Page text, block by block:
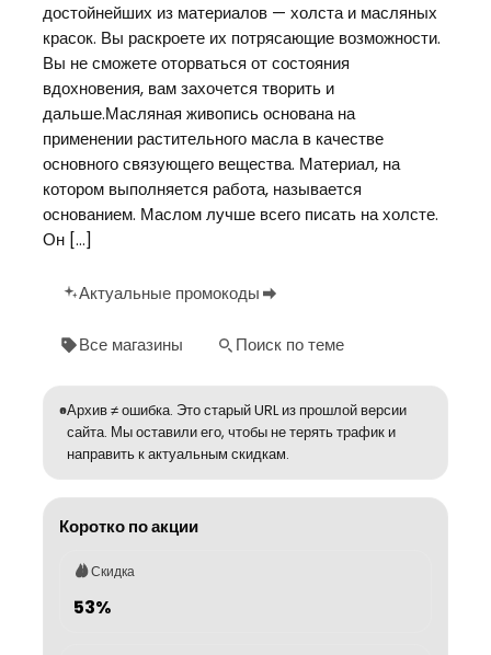
достойнейших из материалов — холста и масляных
красок. Вы раскроете их потрясающие возможности.
Вы не сможете оторваться от состояния
вдохновения, вам захочется творить и
дальше.Масляная живопись основана на
применении растительного масла в качестве
основного связующего вещества. Материал, на
котором выполняется работа, называется
основанием. Маслом лучше всего писать на холсте.
Он […]
Актуальные промокоды
Все магазины Поиск по теме
Архив ≠ ошибка. Это старый URL из прошлой версии
сайта. Мы оставили его, чтобы не терять трафик и
направить к актуальным скидкам.
Коротко по акции
Скидка
53%